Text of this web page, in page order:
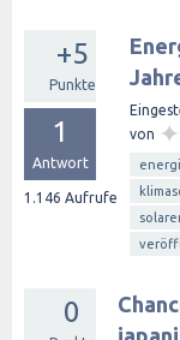
+5
Punkte
1
Antwort
1.146 Aufrufe
von ✦
0